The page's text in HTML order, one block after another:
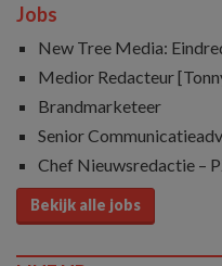
Jobs
New Tree Media:
Medior Redacteur
Brandmarketeer
Senior
Chef Nieuwsredactie –
Bekijk alle jobs